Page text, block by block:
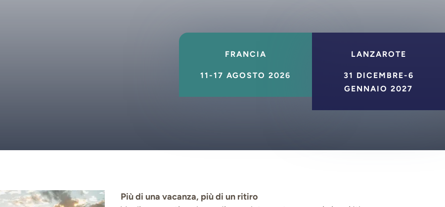
FRANCIA
11-17 AGOSTO 2026
LANZAROTE
31 DICEMBRE-6
GENNAIO 2027
Più di una vacanza, più di un ritiro